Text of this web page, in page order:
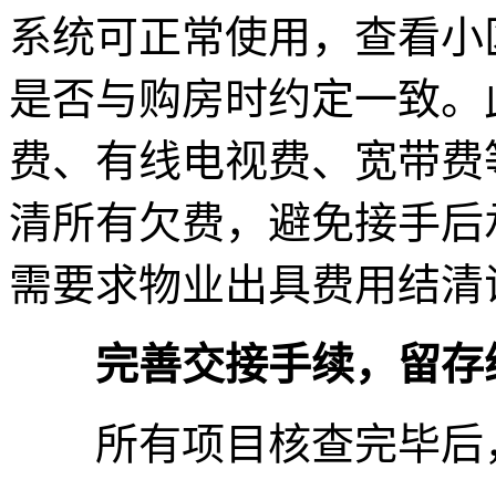
系统可正常使用，查看
是否与购房时约定一致
费、有线电视费、宽带
清所有欠费，避免接手
需要求物业出具费用结
完善交接手续，留
所有项目核查完毕后